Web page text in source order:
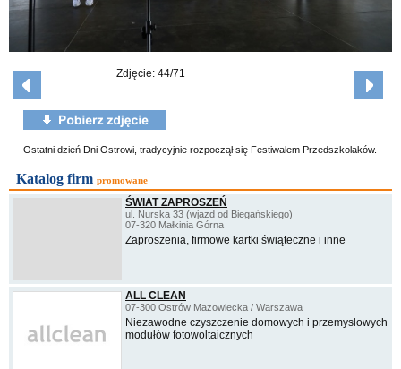
Zdjęcie: 44/71
Ostatni dzień Dni Ostrowi, tradycyjnie rozpoczął się Festiwalem Przedszkolaków.
Katalog firm promowane
ŚWIAT ZAPROSZEŃ
ul. Nurska 33 (wjazd od Biegańskiego)
07-320 Małkinia Górna
Zaproszenia, firmowe kartki świąteczne i inne
ALL CLEAN
07-300 Ostrów Mazowiecka / Warszawa
Niezawodne czyszczenie domowych i przemysłowych
modułów fotowoltaicznych